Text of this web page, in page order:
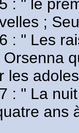
: " le
;
: " Les
Orsenna
les
: " La
ans